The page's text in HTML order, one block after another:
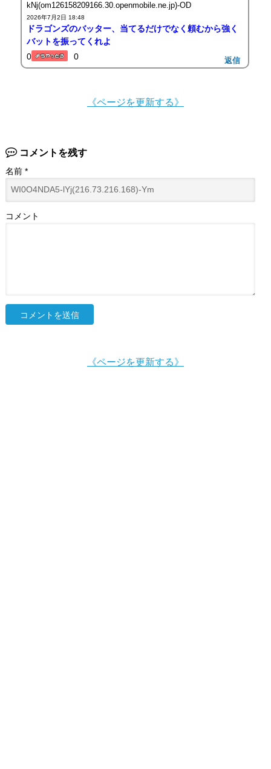
kNj(om126158209166.30.openmobile.ne.jp)-OD
2026年7月2日 18:48
ドラゴンズのバッター、当てるだけでなく頼むから強く
バットを振ってくれよ
0
0 返信
《ページを更新する》
コメントを残す
名前 *
コメント
《ページを更新する》